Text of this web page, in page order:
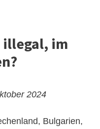
illegal, im
2024
Bulgarien,